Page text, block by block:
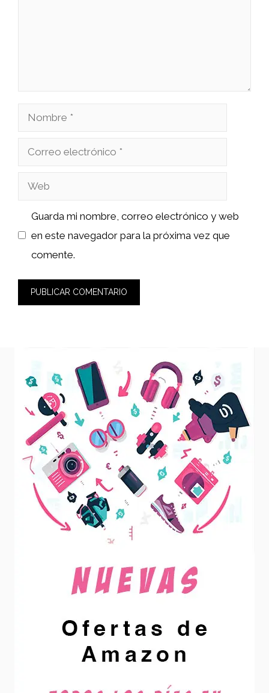
Nombre
Correo
Web
Guarda mi nombre, correo electrónico y web
en este navegador para la próxima vez que
comente.